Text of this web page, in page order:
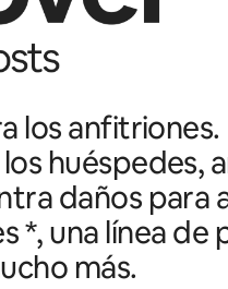
los anfitriones.
huéspedes,
daños para
*, una línea
más.